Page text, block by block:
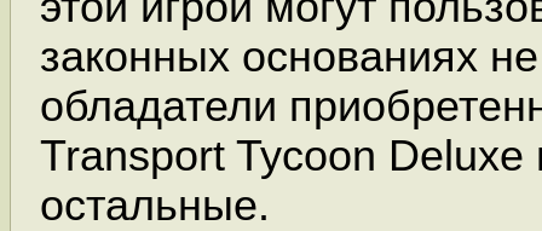
законных основаниях
обладатели
Transport Tycoon Deluxe
остальные.